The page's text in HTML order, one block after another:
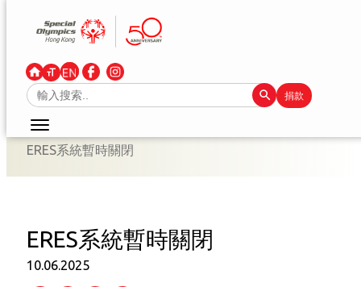
Search
for:
Search Button
捐款
ERES系統暫時關閉
ERES系統暫時關閉
10.06.2025